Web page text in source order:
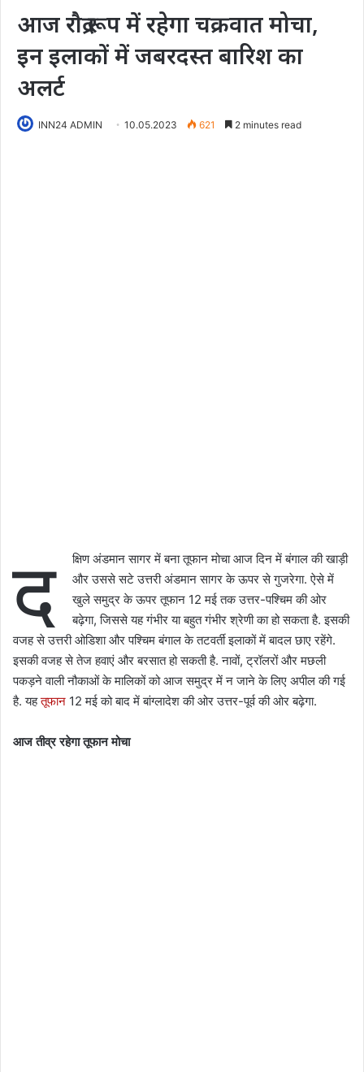
आज रौद्र रूप में रहेगा चक्रवात मोचा,
इन इलाकों में जबरदस्त बारिश का
अलर्ट
INN24 ADMIN 10.05.2023 621 2 minutes read
द
क्षिण अंडमान सागर में बना तूफान मोचा आज दिन में बंगाल की खाड़ी
और उससे सटे उत्तरी अंडमान सागर के ऊपर से गुजरेगा. ऐसे में
खुले समुद्र के ऊपर तूफान 12 मई तक उत्तर-पश्चिम की ओर
बढ़ेगा, जिससे यह गंभीर या बहुत गंभीर श्रेणी का हो सकता है. इसकी
वजह से उत्तरी ओडिशा और पश्चिम बंगाल के तटवर्ती इलाकों में बादल छाए रहेंगे.
इसकी वजह से तेज हवाएं और बरसात हो सकती है. नावों, ट्रॉलरों और मछली
पकड़ने वाली नौकाओं के मालिकों को आज समुद्र में न जाने के लिए अपील की गई
है. यहतूफान 12 मई को बाद में बांग्लादेश की ओर उत्तर-पूर्व की ओर बढ़ेगा.
आज तीव्र रहेगा तूफान मोचा